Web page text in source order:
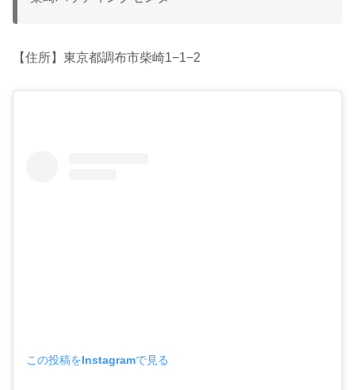
【住所】東京都調布市柴崎1−1−2
この投稿をInstagramで見る